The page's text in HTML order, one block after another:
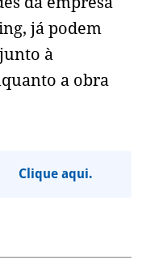
já podem
à
a obra
Clique aqui.